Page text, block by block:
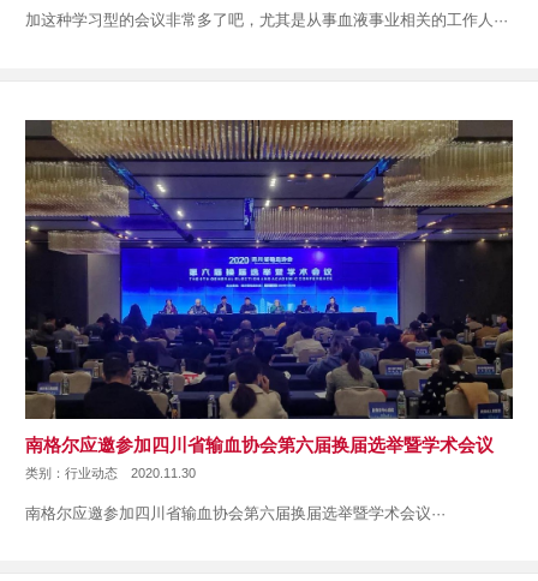
加这种学习型的会议非常多了吧，尤其是从事血液事业相关的工作人···
南格尔应邀参加四川省输血协会第六届换届选举暨学术会议
类别：行业动态 2020.11.30
南格尔应邀参加四川省输血协会第六届换届选举暨学术会议···